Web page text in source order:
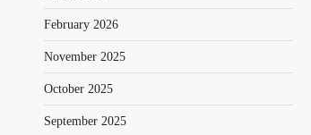
February 2026
November 2025
October 2025
September 2025